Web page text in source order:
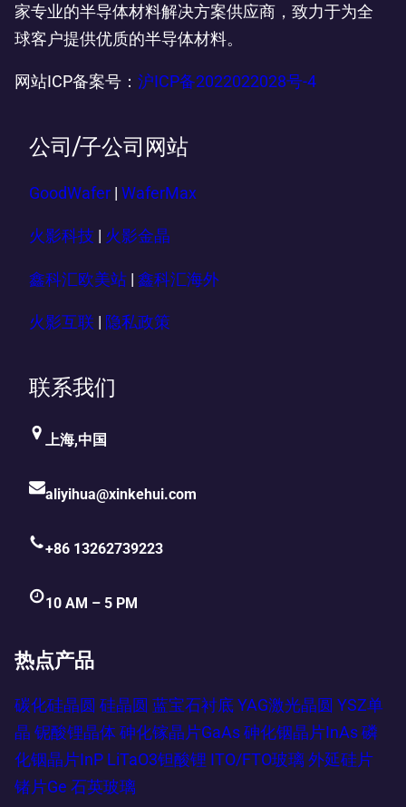
家专业的半导体材料解决方案供应商，致力于为全
球客户提供优质的半导体材料。
网站ICP备案号： 沪ICP备2022022028号-4
公司/子公司网站
GoodWafer | WaferMax
火影科技 火影金晶
鑫科汇欧美站 | 鑫科汇海外
火影互联 隐私政策
联系我们
上海,中国
aliyihua@xinkehui.com
+86 13262739223
10 AM – 5 PM
热点产品
碳化硅晶圆 硅晶圆 蓝宝石衬底 YAG激光晶圆 YSZ单
晶 铌酸锂晶体 砷化镓晶片GaAs 砷化铟晶片InAs 磷
化铟晶片InP LiTaO3钽酸锂 ITO/FTO玻璃 外延硅片
锗片Ge 石英玻璃